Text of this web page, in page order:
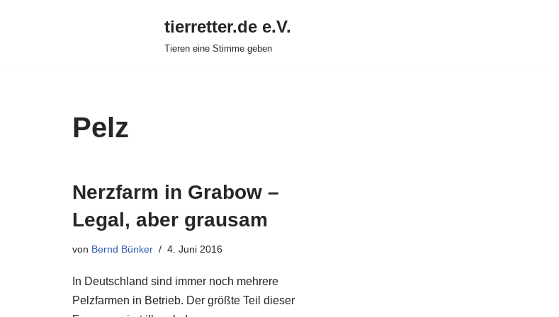
tierretter.de e.V.
Tieren eine Stimme geben
Pelz
Nerzfarm in Grabow –
Legal, aber grausam
von Bernd Bünker 4. Juni 2016
In Deutschland sind immer noch mehrere
Pelzfarmen in Betrieb. Der größte Teil dieser